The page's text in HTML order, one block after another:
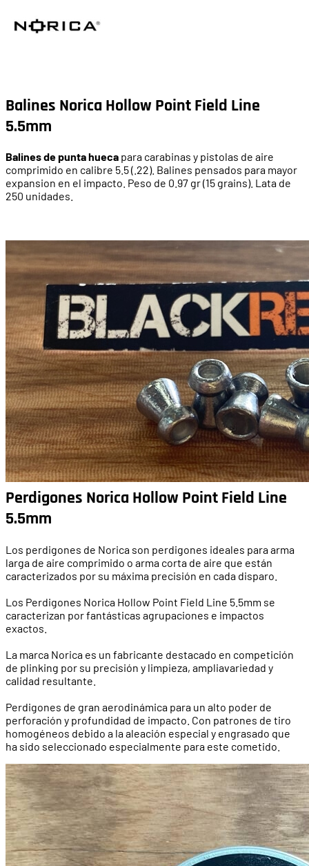
Balines Norica Hollow Point Field Line
5.5mm
Balines de punta hueca para carabinas y pistolas de aire
comprimido en calibre 5.5 (.22). Balines pensados para mayor
expansion en el impacto. Peso de 0.97 gr (15 grains). Lata de
250 unidades.
Perdigones Norica Hollow Point Field Line
5.5mm
Los perdigones de Norica son perdigones ideales para arma
larga de aire comprimido o arma corta de aire que están
caracterizados por su máxima precisión en cada disparo.
Los Perdigones Norica Hollow Point Field Line 5.5mm se
caracterizan por fantásticas agrupaciones e impactos
exactos.
La marca Norica es un fabricante destacado en competición
de plinking por su precisión y limpieza, ampliavariedad y
calidad resultante.
Perdigones de gran aerodinámica para un alto poder de
perforación y profundidad de impacto. Con patrones de tiro
homogéneos debido a la aleación especial y engrasado que
ha sido seleccionado especialmente para este cometido.